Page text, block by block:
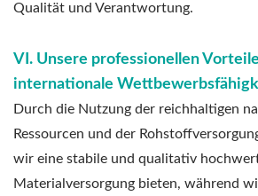
Qualität und Verantwortung.
VI. Unsere professionellen
internationale
Durch die Nutzung der reichhaltigen
Ressourcen und der
wir eine stabile und qualitativ
Materialversorgung bieten, während